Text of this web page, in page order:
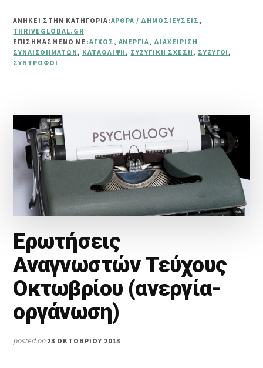
ΑΝΕΡΓΊΑ
ΕΊΝΑΙ
ΠΙΟ
ΑΝΗΚΕΙ ΣΤΗΝ ΚΑΤΗΓΟΡΙΑ:ΆΡΘΡΑ / ΔΗΜΟΣΙΕΎΣΕΙΣ ,
THRIVEGLOBAL.GR
ΕΠΙΣΗΜΑΣΜΈΝΟ ΜΕ:ΆΓΧΟΣ , ΑΝΕΡΓΊΑ, ΔΙΑΧΕΊΡΙΣΗ
ΣΥΝΑΙΣΘΗΜΆΤΩΝ , ΚΑΤΆΘΛΙΨΗ , ΣΥΖΥΓΙΚΉ ΣΧΈΣΗ , ΣΎΖΥΓΟΙ ,
ΣΎΝΤΡΟΦΟΙ
Ερωτήσεις
Αναγνωστών Τεύχους
Οκτωβρίου (ανεργία-
οργάνωση)
posted on 23 ΟΚΤΩΒΡΊΟΥ 2013